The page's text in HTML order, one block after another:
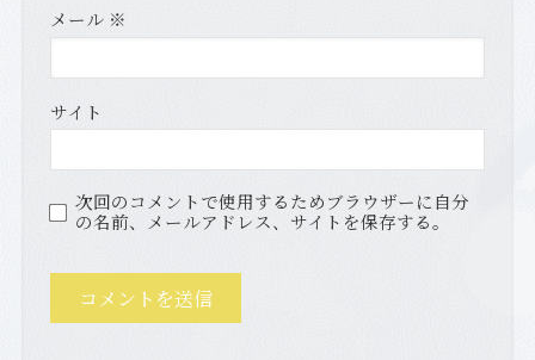
メール ※
サイト
次回のコメントで使用するためブラウザーに自分
の名前、メールアドレス、サイトを保存する。